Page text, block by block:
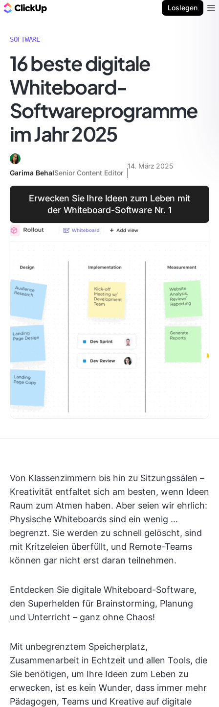
Loslegen
SOFTWARE
16 beste digitale
Whiteboard-
Softwareprogramme
im Jahr 2025
Garima BehalSenior Content Editor
14. März 2025
Erwecken Sie Ihre Ideen zum Leben mit
der Whiteboard-Software Nr. 1
Von Klassenzimmern bis hin zu Sitzungssälen –
Kreativität entfaltet sich am besten, wenn Ideen
Raum zum Atmen haben. Aber seien wir ehrlich:
Physische Whiteboards sind ein wenig ...
begrenzt. Sie werden zu schnell gelöscht, sind
mit Kritzeleien überfüllt, und Remote-Teams
können gar nicht erst daran teilnehmen.
Entdecken Sie digitale Whiteboard-Software,
den Superhelden für Brainstorming, Planung
und Unterricht – ganz ohne Chaos!
Mit unbegrenztem Speicherplatz,
Zusammenarbeit in Echtzeit und allen Tools, die
Sie benötigen, um Ihre Ideen zum Leben zu
erwecken, ist es kein Wunder, dass immer mehr
Pädagogen, Teams und Kreative auf digitale